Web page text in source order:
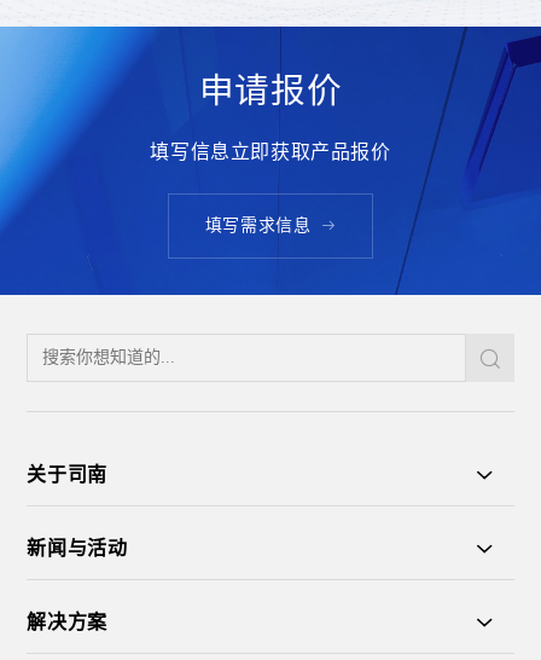
申请报价
填写信息立即获取产品报价
填写需求信息
关于司南
新闻与活动
解决方案